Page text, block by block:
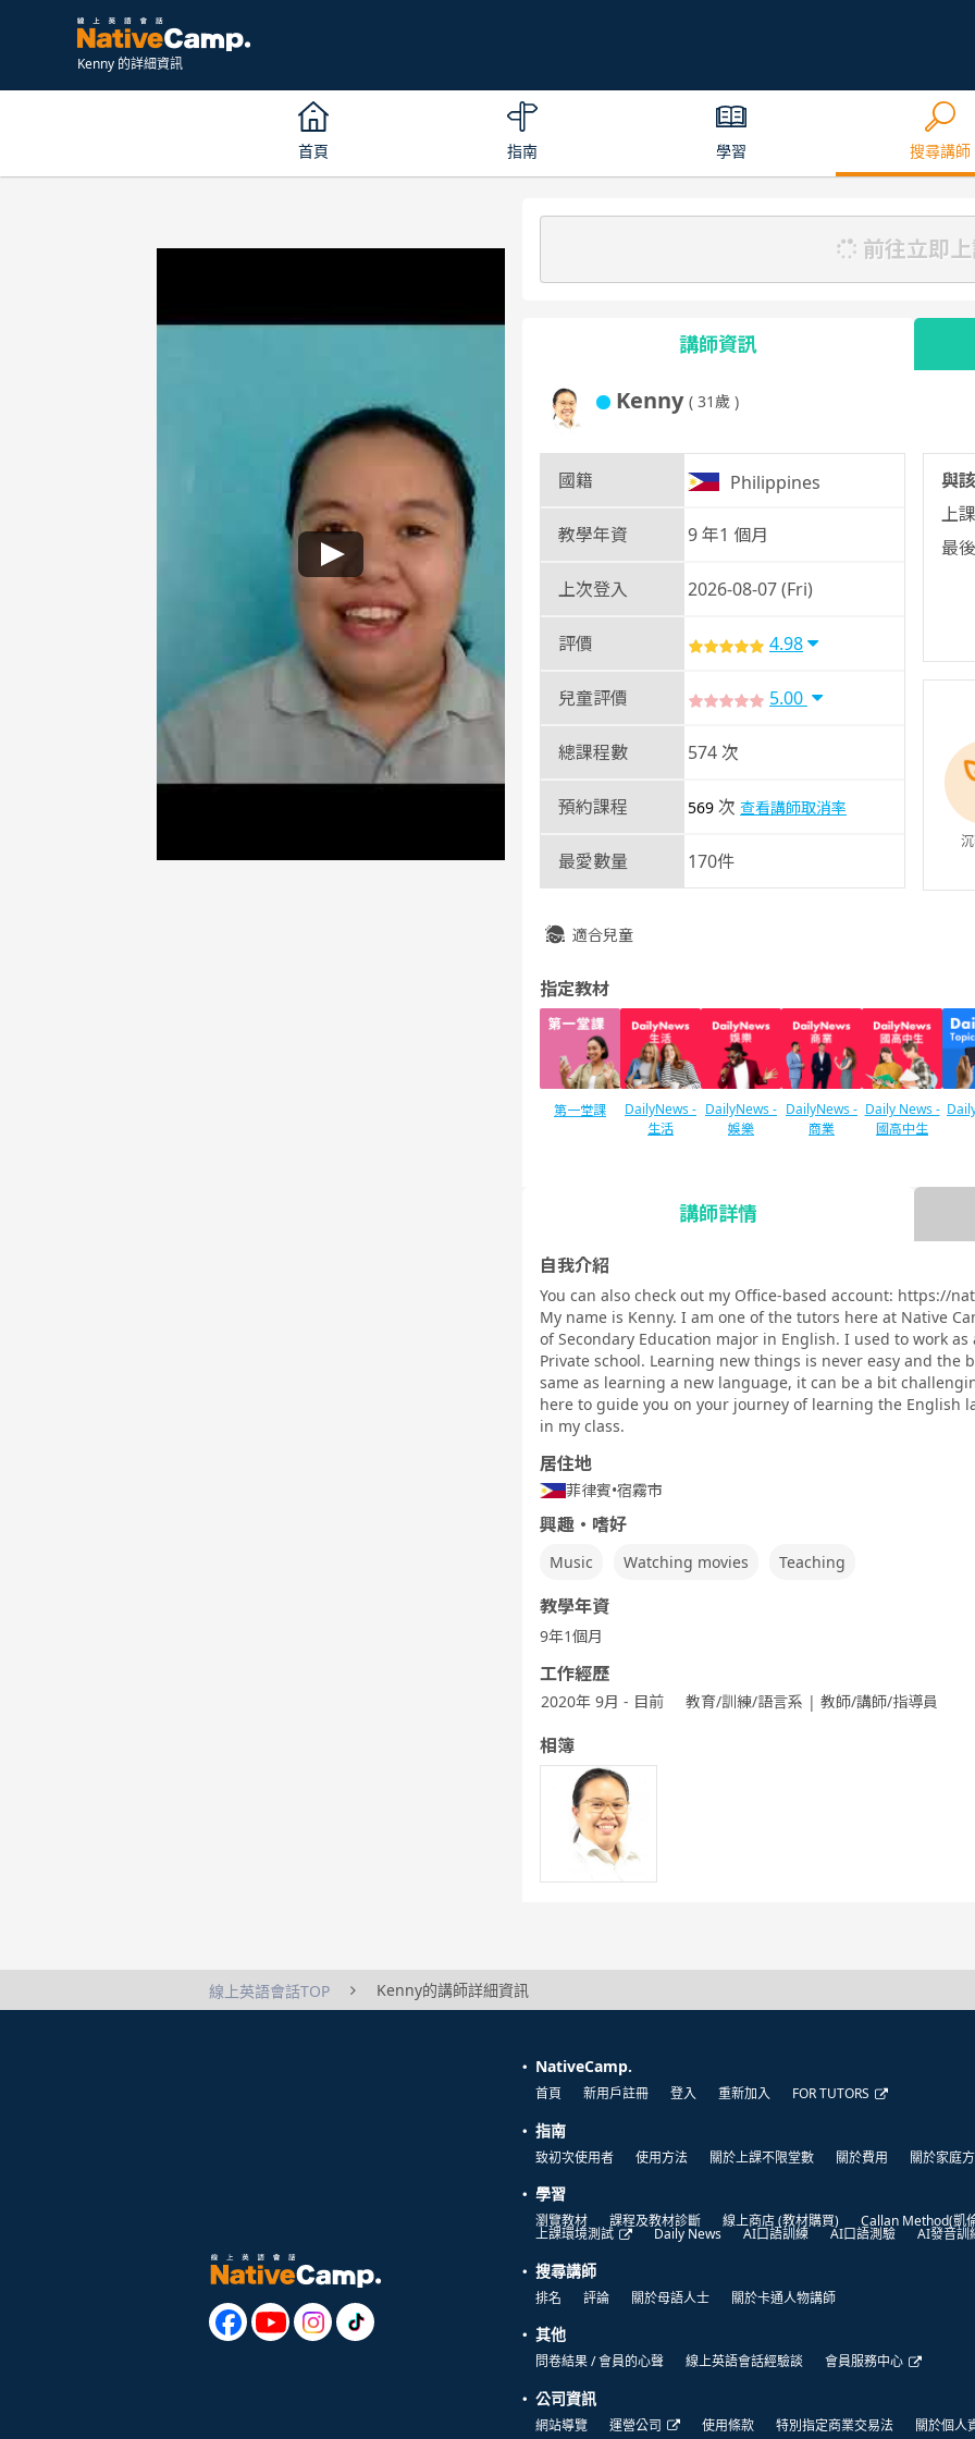
Kenny 的詳細資訊
首頁 指南 學習 搜尋講師
前往立即
講師資訊
Kenny ( 31歲 )
國籍 Philippines
教學年資 9 年1 個月
上次登入 2026-08-07 (Fri)
評價 4.98
兒童評價 5.00
總課程數 574 次
預約課程 569 次 查看講師取消率
最愛數量 170件
與
上
最
適合兒童
指定教材
第一堂課
DailyNews -
生活
DailyNews -
娛樂
DailyNews -
商業
Daily News -
國高中生
口語測驗對策口語
TOEIC ®
Speaking
Test對策
語法
以插圖學習英
文文法
主題Talk 口說
發
礎 -
講師詳情
自我介紹
You can also check out my Office-based account: https://
My name is Kenny. I am one of the tutors here at Native
of Secondary Education major in English. I used to work
Private school. Learning new things is never easy and
same as learning a new language, it can be a bit
here to guide you on your journey of learning the English
in my class.
居住地
菲律賓•宿霧市
興趣・嗜好
Music Watching movies Teaching
教學年資
9年1個月
工作經歷
2020年 9月 - 目前 教育/訓練/語言系 | 教師/講師/指導員
相簿
線上英語會話TOP Kenny的講師詳細資訊
NativeCamp.
首頁 新用戶註冊 登入 重新加入 FOR TUTORS
指南
致初次使用者 使用方法 關於上課不限堂數 關於費用 關於家庭
學習
瀏覽教材 課程及教材診斷 線上商店 (教材購買) Callan Method(凱
上課環境測試 Daily News AI口語訓練 AI口語測驗 AI發音訓
搜尋講師
排名 評論 關於母語人士 關於卡通人物講師
其他
問卷結果 / 會員的心聲 線上英語會話經驗談 會員服務中心
公司資訊
網站導覽 運營公司 使用條款 特別指定商業交易法 關於個人